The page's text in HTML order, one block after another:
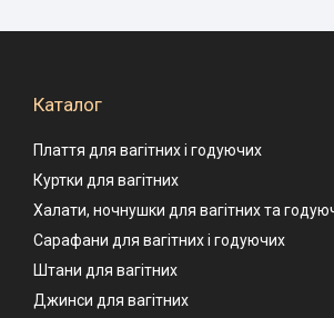
Каталог
Плаття для вагітних і годуючих
Куртки для вагітних
Халати, ночнушки для вагітних та
Сарафани для вагітних і годуючих
Штани для вагітних
Джинси для вагітних